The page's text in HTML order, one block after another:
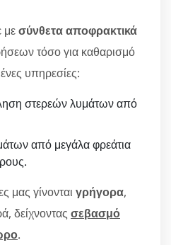
μεσύνθετα αποφρακτικά
τόσο για καθαρισμό
υπηρεσίες:
στερεών λυμάτων από
από μεγάλα φρεάτια
μας γίνονται γρήγορα,
δείχνοντας σεβασμό
.